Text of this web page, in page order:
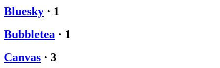
Bluesky · 1
Bubbletea · 1
Canvas · 3